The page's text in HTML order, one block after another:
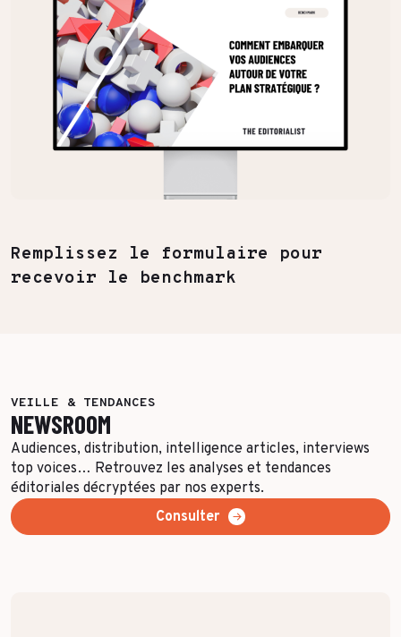
Remplissez le formulaire pour
recevoir le benchmark
VEILLE & TENDANCES
NEWSROOM
Audiences, distribution, intelligence articles, interviews
top voices… Retrouvez les analyses et tendances
éditoriales décryptées par nos experts.
Consulter